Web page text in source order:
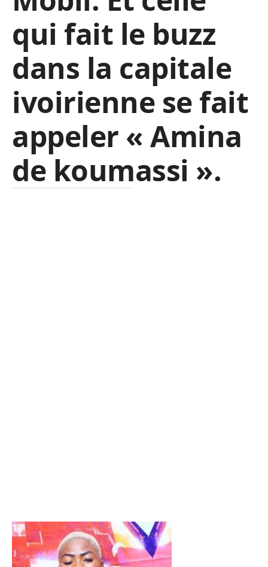
qui fait le buzz
dans la capitale
ivoirienne se fait
appeler « Amina
de koumassi ».